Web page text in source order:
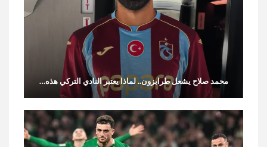
محمد صلاح يشعل طرابزون.. لماذا يعتبر النادي التركي هذه…